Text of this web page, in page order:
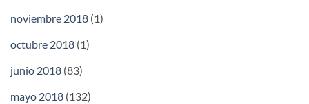
noviembre 2018 (1)
octubre 2018 (1)
junio 2018 (83)
mayo 2018 (132)